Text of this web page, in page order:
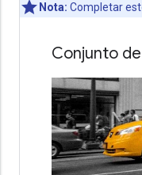
Nota: Completar
Conjunto